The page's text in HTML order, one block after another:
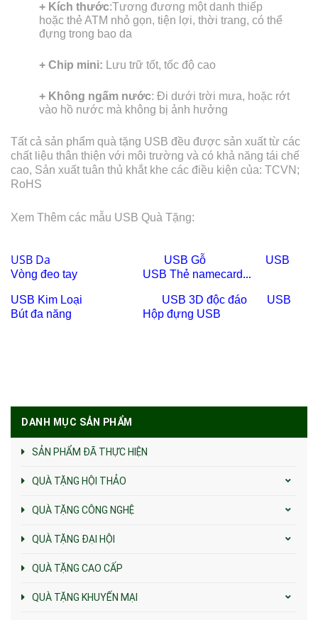
+ Kích thước:Tương đương một danh thiếp
hoặc thẻ ATM nhỏ gọn, tiện lợi, thời trang, có thể
đựng trong bao da
+ Chip mini: Lưu trữ tốt, tốc độ cao
+ Không ngấm nước: Đi dưới trời mưa, hoặc rớt
vào hồ nước mà không bị ảnh hưởng
Tất cả sản phẩm quà tặng USB đều được sản xuất từ các
chất liệu thân thiện với môi trường và có khả năng tái chế
cao, Sản xuất tuân thủ khắt khe các điều kiện của: TCVN;
RoHS
Xem Thêm các mẫu USB Quà Tặng:
USB Da USB Gỗ
USB
Vòng đeo tay
USB Thẻ namecard …
USB Kim Loại USB 3D độc đáo
USB
Bút đa năng
Hộp đựng USB
DANH MỤC SẢN PHẨM
SẢN PHẨM ĐÃ THỰC HIỆN
QUÀ TẶNG HỘI THẢO
QUÀ TẶNG CÔNG NGHỆ
QUÀ TẶNG ĐẠI HỘI
QUÀ TẶNG CAO CẤP
QUÀ TẶNG KHUYẾN MẠI